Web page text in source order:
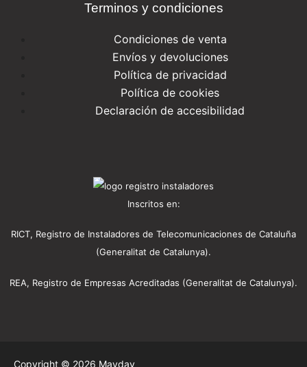
Terminos y condiciones
Condiciones de venta
Envíos y devoluciones
Política de privacidad
Política de cookies
Declaración de accesibilidad
Inscritos en:
RICT, Registro de Instaladores de Telecomunicaciones de Cataluña
(Generalitat de Catalunya).
REA, Registro de Empresas Acreditadas (Generalitat de Catalunya).
Copyright © 2026 Mayday